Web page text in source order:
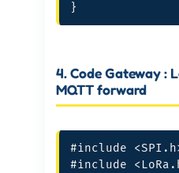
}
4. Code Gateway :
MQTT forward
#include
#include